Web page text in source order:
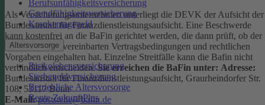
Berufsunfähigkeitsversicherung
Grundfähigkeitsversicherung
Krankentagegeld
Altersvorsorge
Risikolebensversicherung
Sterbegeldversicherung
Betriebliche Altersvorsorge
Rente ZukunftPlus
Als Versicherungsunternehmen unterliegt die DEVK der Aufsicht der
Bundesanstalt für Finanzdienstleistungsaufsicht. Eine Beschwerde
kann kostenfrei an die BaFin gerichtet werden, die dann prüft, ob der
Versicherer die vereinbarten Vertragsbedingungen und rechtlichen
Vorgaben eingehalten hat. Einzelne Streitfälle kann die Bafin nicht
verbindlich entscheiden.Sie erreichen die BaFin unter: Adresse:
Bundesanstalt für Finanzdienstleistungsaufsicht, Graurheindorfer Str.
108, 53117 Bonn
E-Mail: poststelle@bafin.de